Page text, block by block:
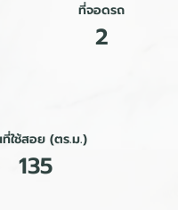
ที่จอดรถ
2
ใช้สอย (ตร.ม.)
135